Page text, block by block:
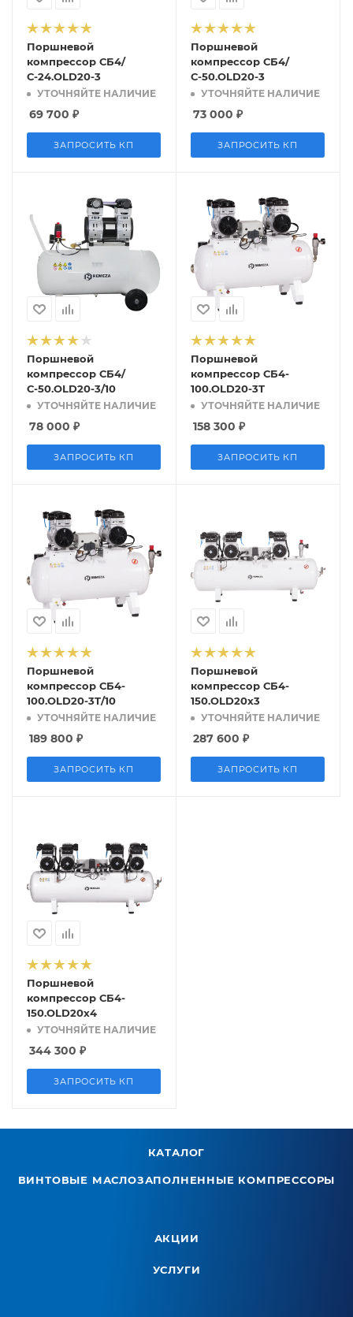
Поршневой
компрессор СБ4/
С-24.OLD20-3
УТОЧНЯЙТЕ НАЛИЧИЕ
69 700 ₽
ЗАПРОСИТЬ КП
Поршневой
компрессор СБ4/
С-50.OLD20-3
УТОЧНЯЙТЕ НАЛИЧИЕ
73 000 ₽
ЗАПРОСИТЬ КП
Поршневой
компрессор СБ4/
С-50.OLD20-3/10
УТОЧНЯЙТЕ НАЛИЧИЕ
78 000 ₽
ЗАПРОСИТЬ КП
Поршневой
компрессор СБ4-
100.OLD20-3T
УТОЧНЯЙТЕ НАЛИЧИЕ
158 300 ₽
ЗАПРОСИТЬ КП
Поршневой
компрессор СБ4-
100.OLD20-3T/10
УТОЧНЯЙТЕ НАЛИЧИЕ
189 800 ₽
ЗАПРОСИТЬ КП
Поршневой
компрессор СБ4-
150.OLD20x3
УТОЧНЯЙТЕ НАЛИЧИЕ
287 600 ₽
ЗАПРОСИТЬ КП
Поршневой
компрессор СБ4-
150.OLD20x4
УТОЧНЯЙТЕ НАЛИЧИЕ
344 300 ₽
ЗАПРОСИТЬ КП
КАТАЛОГ
ВИНТОВЫЕ МАСЛОЗАПОЛНЕННЫЕ КОМПРЕССОРЫ
АКЦИИ
УСЛУГИ